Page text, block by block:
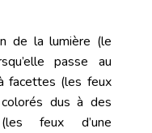
de la lumière (le
passe au
facettes (les feux
dus à des
(les feux d’une